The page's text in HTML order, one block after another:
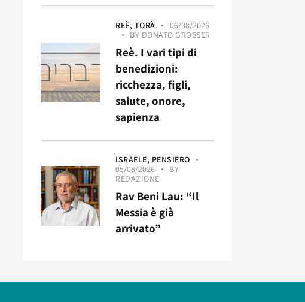
REÈ, TORÀ
06/08/2026
BY DONATO GROSSER
Reè. I vari tipi di
benedizioni:
ricchezza, figli,
salute, onore,
sapienza
ISRAELE, PENSIERO
05/08/2026
BY
REDAZIONE
Rav Beni Lau: “Il
Messia è già
arrivato”